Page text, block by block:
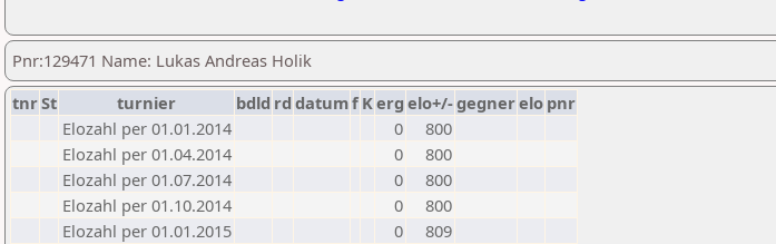
Pnr:129471 Name: Lukas Andreas Holik
tnrSt turnier bdld rd datumf Kerg elo+/-gegnerelo pnr
Elozahl per 01.01.2014
0
800
Elozahl per 01.04.2014
0
800
Elozahl per 01.07.2014
0
800
Elozahl per 01.10.2014
0
800
Elozahl per 01.01.2015
0
809